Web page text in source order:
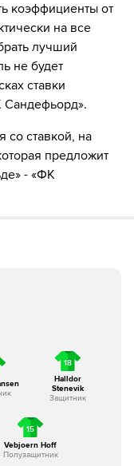
Apetorgbor
получает
коэффициенты от
на все
лучший
не будет
ставки
Сандефьорд».
со ставкой, на
предложит
- «ФК
18
Halldor
Stenevik
Защитник
15
Vebjoern Hoff
Полузащитник